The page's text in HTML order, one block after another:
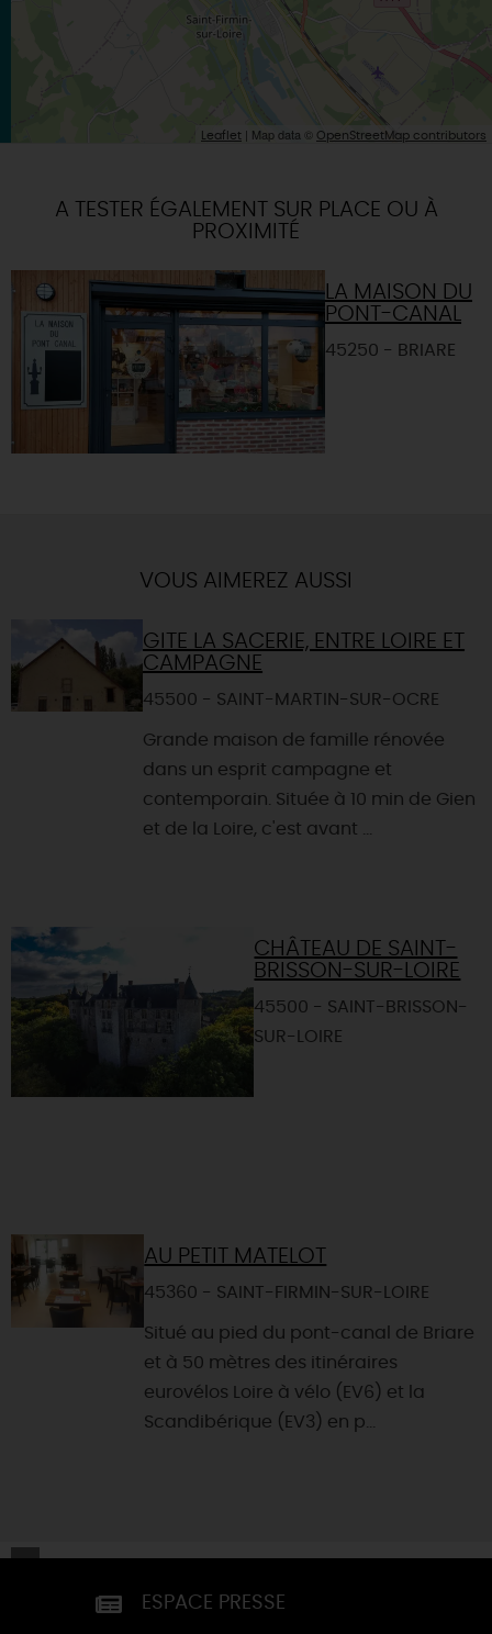
Leaflet | Map data © OpenStreetMap contributors
A TESTER ÉGALEMENT SUR PLACE OU À
PROXIMITÉ
LA MAISON DU
PONT-CANAL
45250 - BRIARE
VOUS AIMEREZ AUSSI
GITE LA SACERIE, ENTRE LOIRE ET
CAMPAGNE
45500 - SAINT-MARTIN-SUR-OCRE
Grande maison de famille rénovée
dans un esprit campagne et
contemporain. Située à 10 min de Gien
et de la Loire, c'est avant ...
CHÂTEAU DE SAINT-
BRISSON-SUR-LOIRE
45500 - SAINT-BRISSON-
SUR-LOIRE
AU PETIT MATELOT
45360 - SAINT-FIRMIN-SUR-LOIRE
Situé au pied du pont-canal de Briare
et à 50 mètres des itinéraires
eurovélos Loire à vélo (EV6) et la
Scandibérique (EV3) en p...
ESPACE PRESSE